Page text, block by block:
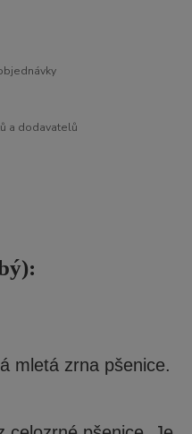
a dodavatelů
mletá zrna pšenice.